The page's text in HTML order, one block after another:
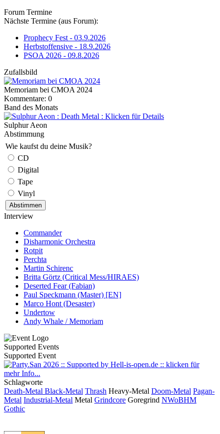
Forum Termine
Nächste Termine (aus Forum):
Prophecy Fest - 03.9.2026
Herbstoffensive - 18.9.2026
PSOA 2026 - 09.8.2026
Zufallsbild
Memoriam bei CMOA 2024
Kommentare: 0
Band des Monats
Sulphur Aeon
Abstimmung
Wie kaufst du deine Musik?
CD
Digital
Tape
Vinyl
Interview
Commander
Disharmonic Orchestra
Rotpit
Perchta
Martin Schirenc
Britta Görtz (Critical Mess/HIRAES)
Deserted Fear (Fabian)
Paul Speckmann (Master) [EN]
Marco Hont (Desaster)
Undertow
Andy Whale / Memoriam
Supported Events
Supported Event
Schlagworte
Death-Metal Black-Metal Thrash Heavy-Metal Doom-Metal Pagan-
Metal Industrial-Metal Metal Grindcore Goregrind NWoBHM
Gothic